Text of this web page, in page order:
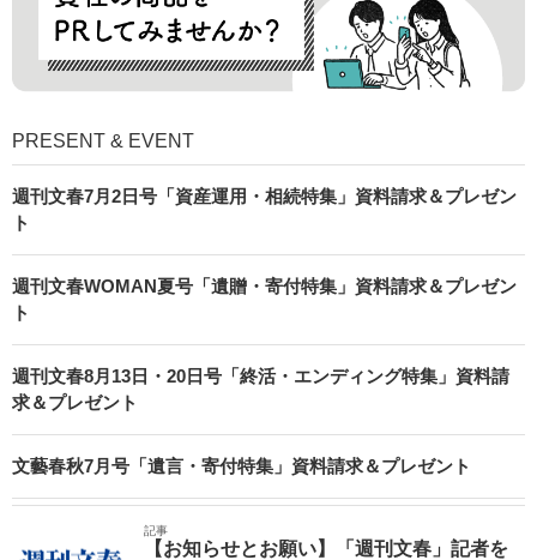
PRESENT & EVENT
週刊文春7月2日号「資産運用・相続特集」資料請求＆プレゼン
ト
週刊文春WOMAN夏号「遺贈・寄付特集」資料請求＆プレゼン
ト
週刊文春8月13日・20日号「終活・エンディング特集」資料請
求＆プレゼント
文藝春秋7月号「遺言・寄付特集」資料請求＆プレゼント
記事
【お知らせとお願い】「週刊文春」記者を